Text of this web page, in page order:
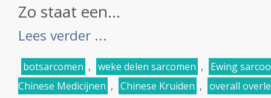
Zo staat een...
Lees verder ...
botsarcomen , weke delen sarcomen ,
Ewing
Chinese Medicijnen , Chinese Kruiden , overall